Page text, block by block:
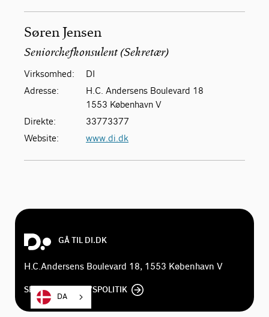
Søren Jensen
Seniorchefkonsulent (Sekretær)
Virksomhed:
DI
Adresse:
H.C. Andersens Boulevard 18
1553 København V
Direkte:
33773377
Website:
www.di.dk
GÅ TIL DI.DK
H.C.Andersens Boulevard 18, 1553 København V
SE DI'S PRIVATLIVSPOLITIK
DA